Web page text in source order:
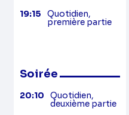
19:15 Quotidien,
première partie
Soirée
20:10 Quotidien,
deuxième partie